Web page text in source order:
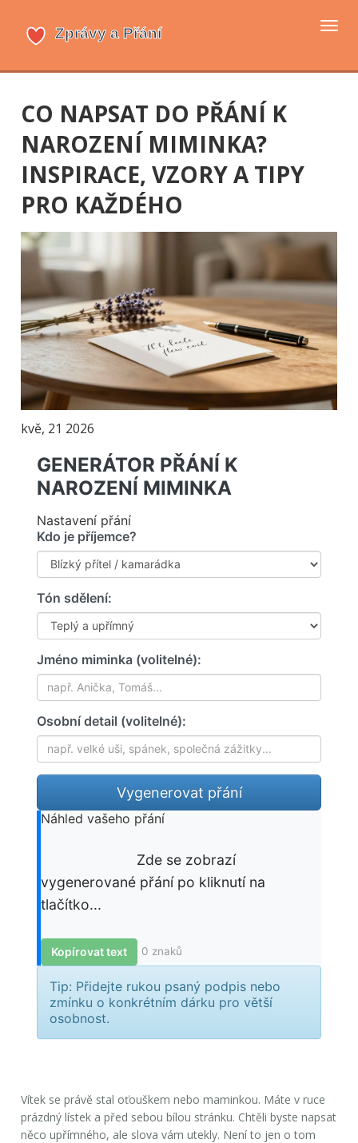
CO NAPSAT DO PŘÁNÍ K
NAROZENÍ MIMINKA?
INSPIRACE, VZORY A TIPY
PRO KAŽDÉHO
kvě, 21 2026
GENERÁTOR PŘÁNÍ K
NAROZENÍ MIMINKA
Nastavení přání
Kdo je příjemce?
Tón sdělení:
Jméno miminka (volitelné):
Osobní detail (volitelné):
Vygenerovat přání
Náhled vašeho přání
vygenerované přání po kliknutí na
tlačítko...
Kopírovat text 0 znaků
Tip: Přidejte rukou psaný podpis nebo
zmínku o konkrétním dárku pro větší
osobnost.
Vítek se právě stal oťouškem nebo maminkou. Máte v ruce
prázdný lístek a před sebou bílou stránku. Chtěli byste napsat
něco upřímného, ale slova vám utekly. Není to jen o tom